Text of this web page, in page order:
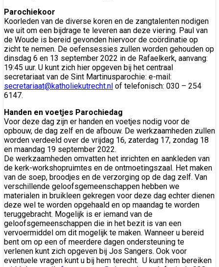
Parochiekoor
Koorleden van de diverse koren en de zangtalenten nodigen
we uit om een bijdrage te leveren aan deze viering. Paul van
de Woude is bereid gevonden hiervoor de coördinatie op
zicht te nemen. De oefensessies zullen worden gehouden op
dinsdag 6 en 13 september 2022 in de Rafaelkerk, aanvang:
19:45 uur. U kunt zich hier opgeven bij het centraal
secretariaat van de Sint Martinusparochie: e-mail:
secretariaat@katholiekutrecht.nl of telefonisch: 030 – 254
6147.
Handen en voetjes Parochiedag
Voor deze dag zijn er handen en voetjes nodig voor de
opbouw, de dag zelf en de afbouw. De werkzaamheden zullen
worden verdeeld over de vrijdag 16, zaterdag 17, zondag 18
en maandag 19 september 2022.
De werkzaamheden omvatten het inrichten en aankleden van
de kerk-workshopruimtes en de ontmoetingszaal. Het maken
van de soep, broodjes en de verzorging op de dag zelf. Van
verschillende geloofsgemeenschappen hebben we
materialen in bruikleen gekregen voor deze dag echter dienen
deze wel te worden opgehaald en op maandag te worden
teruggebracht. Mogelijk is er iemand van de
geloofsgemeenschappen die in het bezit is van een
vervoermiddel om dit mogelijk te maken. Wanneer u bereid
bent om op een of meerdere dagen ondersteuning te
verlenen kunt zich opgeven bij Jos Sangers. Ook voor
eventuele vragen kunt u bij hem terecht. U kunt hem bereiken